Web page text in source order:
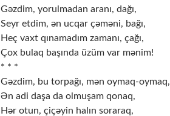
Gəzdim, yorulmadan aranı, dağı,
Seyr etdim, ən ucqar çəməni, bağı,
Heç vaxt qınamadım zamanı, çağı,
Çox bulaq başında üzüm var mənim!
* * *
Gəzdim, bu torpağı, mən oymaq-oymaq,
Ən adi daşa da olmuşam qonaq,
Hər otun, çiçəyin halın soraraq,